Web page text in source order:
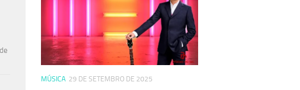
MÚSICA 29 DE SETEMBRO DE 2025